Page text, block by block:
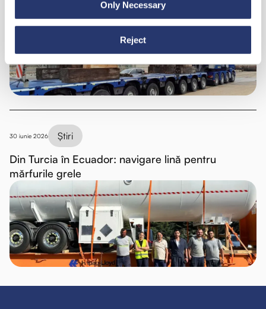
Only Necessary
Reject
30 iunie 2026 Știri
Din Turcia în Ecuador: navigare lină pentru
mărfurile grele